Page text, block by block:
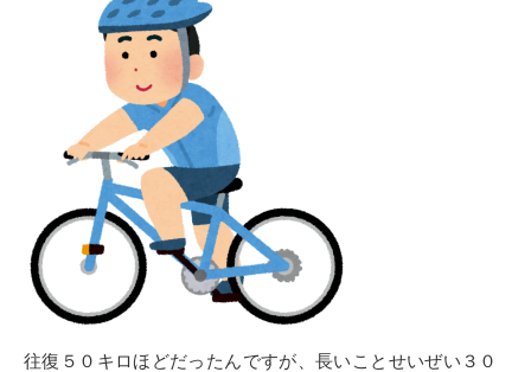
往復５０キロほどだったんですが、長いことせいぜい３０